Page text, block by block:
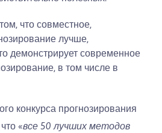
что совместное,
лучше,
демонстрирует современное
в том числе в
конкурса прогнозирования
«все 50 лучших методов